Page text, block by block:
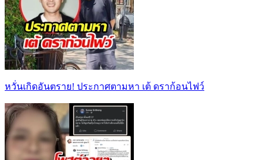
หวั่นเกิดอันตราย! ประกาศตามหา เต้ ดราก้อนไฟว์